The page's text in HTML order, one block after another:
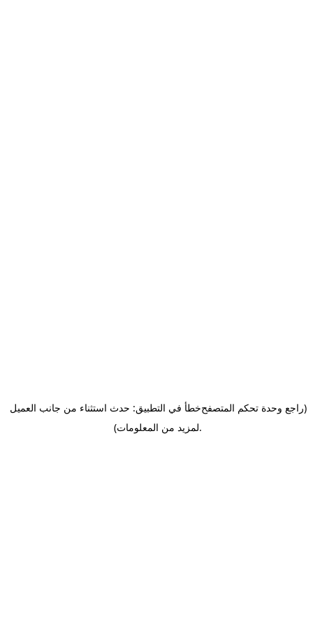
خطأ في التطبيق: حدث استثناء من جانب العميل(راجع وحدة تحكم المتصفح
لمزيد من المعلومات).